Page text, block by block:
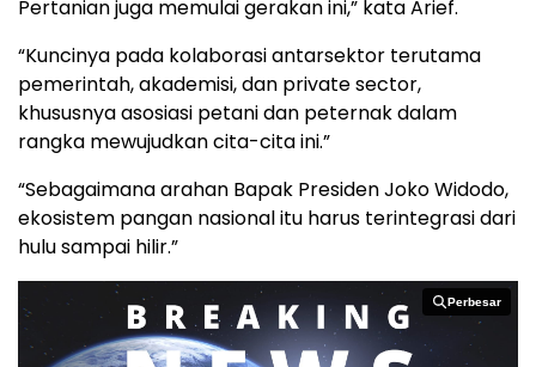
Pertanian juga memulai gerakan ini,” kata Arief.
“Kuncinya pada kolaborasi antarsektor terutama
pemerintah, akademisi, dan private sector,
khususnya asosiasi petani dan peternak dalam
rangka mewujudkan cita-cita ini.”
“Sebagaimana arahan Bapak Presiden Joko Widodo,
ekosistem pangan nasional itu harus terintegrasi dari
hulu sampai hilir.”
Perbesar
Perbesar